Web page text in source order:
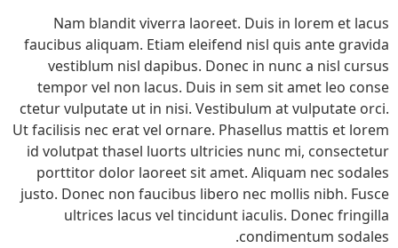
Nam blandit viverra laoreet. Duis in lorem et lacus
faucibus aliquam. Etiam eleifend nisl quis ante gravida
vestiblum nisl dapibus. Donec in nunc a nisl cursus
tempor vel non lacus. Duis in sem sit amet leo conse
ctetur vulputate ut in nisi. Vestibulum at vulputate orci.
Ut facilisis nec erat vel ornare. Phasellus mattis et lorem
id volutpat thasel luorts ultricies nunc mi, consectetur
porttitor dolor laoreet sit amet. Aliquam nec sodales
justo. Donec non faucibus libero nec mollis nibh. Fusce
ultrices lacus vel tincidunt iaculis. Donec fringilla
condimentum sodales.